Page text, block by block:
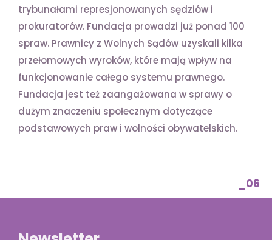
trybunałami represjonowanych sędziów i
prokuratorów. Fundacja prowadzi już ponad 100
spraw. Prawnicy z Wolnych Sądów uzyskali kilka
przełomowych wyroków, które mają wpływ na
funkcjonowanie całego systemu prawnego.
Fundacja jest też zaangażowana w sprawy o
dużym znaczeniu społecznym dotyczące
podstawowych praw i wolności obywatelskich.
_06